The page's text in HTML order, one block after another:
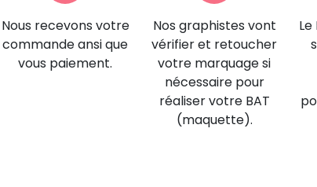
Nous recevons votre
commande ansi que
vous paiement.
Nos graphistes vont
vérifier et retoucher
votre marquage si
nécessaire pour
réaliser votre BAT
(maquette).